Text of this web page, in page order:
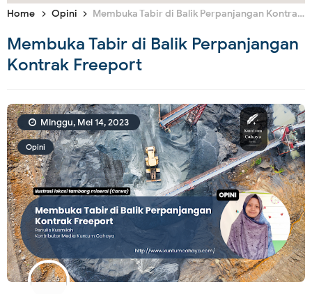
Home Opini Membuka Tabir di Balik Perpanjangan Kontrak Freeport
Membuka Tabir di Balik Perpanjangan
Kontrak Freeport
Opini
Minggu, Mei 14, 2023